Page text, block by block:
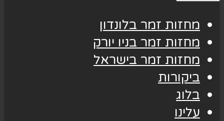
מחזות זמר בלונדון
מחזות זמר בניו יורק
מחזות זמר בישראל
ביקורות
בלוג
עלינו